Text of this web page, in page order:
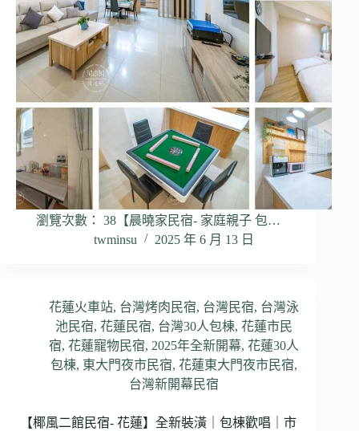
瀏覽次數： 38【晨曉家民宿- 家庭親子 包…
twminsu
2025 年 6 月 13 日
花蓮火車站, 台灣烤肉民宿, 台灣民宿, 台灣泳
池民宿,花蓮民宿, 台灣30人包棟,花蓮市民
宿,花蓮寵物民宿, 2025年全新開幕,花蓮30人
包棟, 東大門夜市民宿,花蓮東大門夜市民宿,
台灣新開幕民宿
【椰風二館民宿- 花蓮】全新裝潢｜包棟歡唱｜市